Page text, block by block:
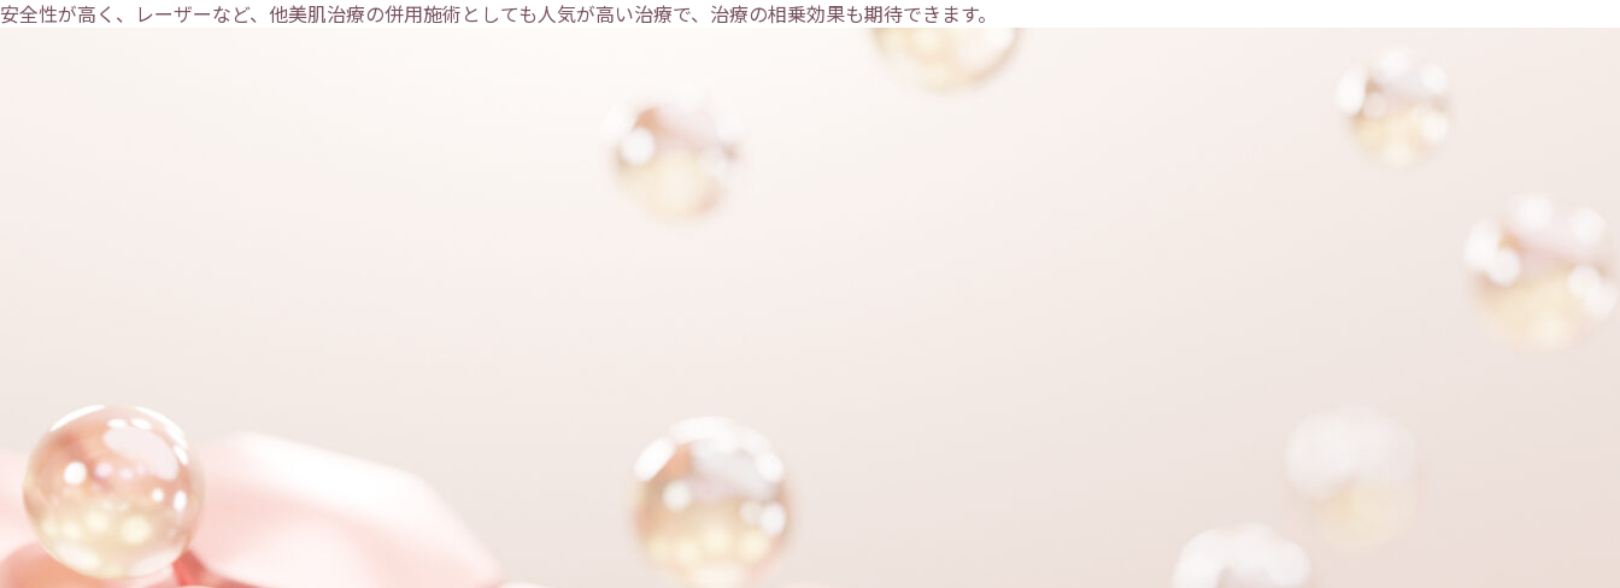
安全性が高く、レーザーなど、他美肌治療の併用施術としても人気が高い治療で、治療の相乗効果も期待できます。